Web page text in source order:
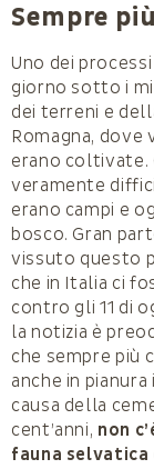
Sempre
Uno dei
giorno sotto i
dei terreni e
Romagna,
erano coltivate.
veramente
erano campi e
bosco. Gran
vissuto questo
che in Italia ci
contro gli 11 di
la notizia è
che sempre più
anche in
causa della
cent’anni, non
fauna selvatica